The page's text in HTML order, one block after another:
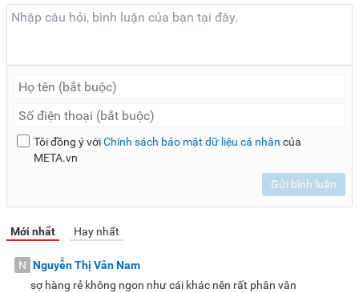
Tôi đồng ý vớiChính sách bảo mật dữ liệu cá nhân của
META.vn
Gửi bình luận
Mới nhất Hay nhất
N Nguyễn Thị Vân Nam
sợ hàng rẻ không ngon như cái khác nên rất phân vân